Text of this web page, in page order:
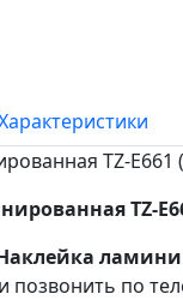
TZ-
TZ-
позвонить по